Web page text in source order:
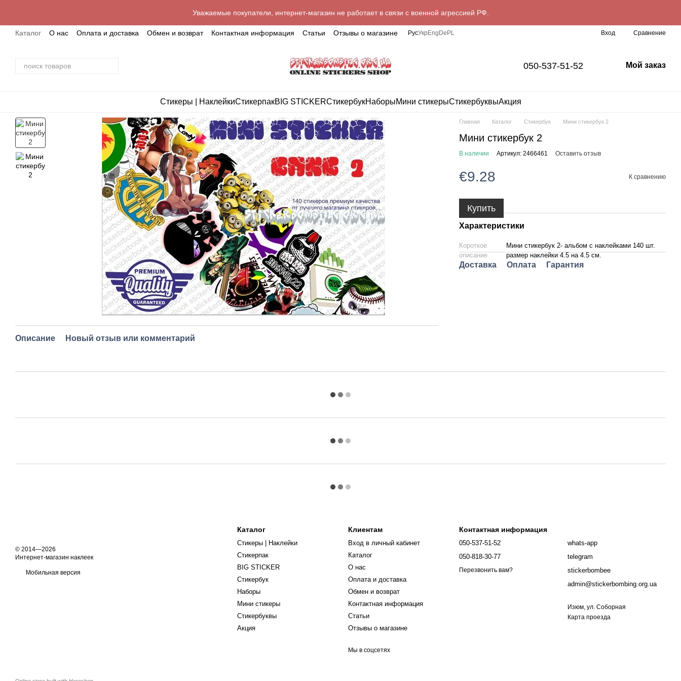
Уважаемые покупатели, интернет-магазин не работает в связи с военной агрессией РФ.
Каталог О нас Оплата и доставка Обмен и возврат Контактная информация Статьи Отзывы о магазине РусУкр Eng De PL Вход Сравнение
050-537-51-52 Мой заказ
Стикеры | НаклейкиСтикерпакBIG STICKERСтикербукНаборыМини стикерыСтикербуквыАкция
Описание Новый отзыв или комментарий
Главная Каталог Стикербук Мини стикербук 2
Мини стикербук 2
В наличии Артикул: 2466461 Оставить отзыв
€9.28 К сравнению
Купить
Характеристики
Короткое
описание
Мини стикербук 2- альбом с наклейками 140 шт.
размер наклейки 4.5 на 4.5 см.
Доставка Оплата Гарантия
© 2014—2026
Интернет-магазин наклеек
Мобильная версия
Каталог
Стикеры | Наклейки
Стикерпак
BIG STICKER
Стикербук
Наборы
Мини стикеры
Стикербуквы
Акция
Клиентам
Вход в личный кабинет
Каталог
О нас
Оплата и доставка
Обмен и возврат
Контактная информация
Статьи
Отзывы о магазине
Мы в соцсетях
Контактная информация
050-537-51-52
050-818-30-77
Перезвонить вам?
whats-app
telegram
stickerbombee
admin@stickerbombing.org.ua
Изюм, ул. Соборная
Карта проезда